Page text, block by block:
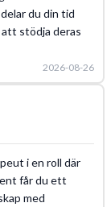
du din tid
stödja deras
2026-08-26
i en roll där
får du ett
med